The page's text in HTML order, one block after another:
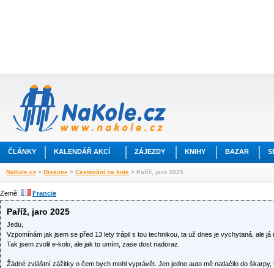
ČLÁNKY KALENDÁŘ AKCÍ ZÁJEZDY KNIHY BAZAR
NaKole.cz > Diskuse > Cestování na kole > Paříž, jaro 2025
Země: Francie
Paříž, jaro 2025
Jedu,
Vzpomínám jak jsem se před 13 lety trápil s tou technikou, ta už dnes je vychytaná, ale já
Tak jsem zvolil e-kolo, ale jak to umím, zase dost nadoraz.
Žádné zvláštní zážitky o čem bych mohl vyprávět. Jen jedno auto mě natlačilo do